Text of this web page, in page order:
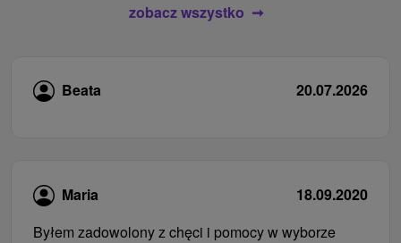
zobacz wszystko
Beata 20.07.2026
Maria
18.09.2020
Byłem zadowolony z chęci i pomocy w wyborze